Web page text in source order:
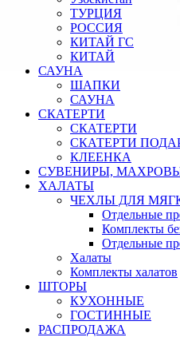
ТУРЦИЯ
РОССИЯ
КИТАЙ ГС
КИТАЙ
САУНА
ШАПКИ
САУНА
СКАТЕРТИ
СКАТЕРТИ
СКАТЕРТИ
КЛЕЕНКА
СУВЕНИРЫ,
ХАЛАТЫ
ЧЕХЛЫ ДЛЯ
Отдельные
Комплекты
Отдельные
Халаты
Комплекты халатов
ШТОРЫ
КУХОННЫЕ
ГОСТИННЫЕ
РАСПРОДАЖА